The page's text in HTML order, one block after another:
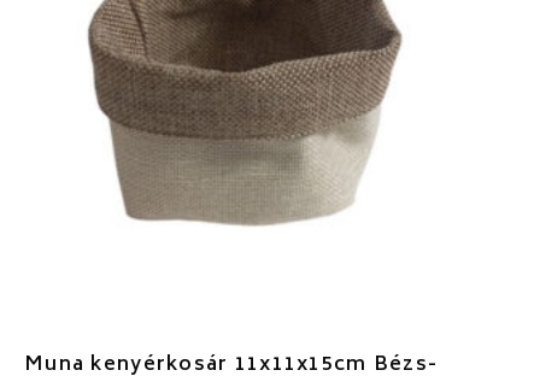
Muna kenyérkosár 11x11x15cm Bézs-